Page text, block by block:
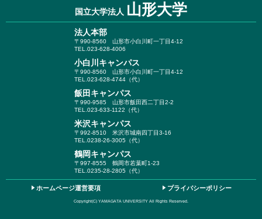
国立大学法人 山形大学
法人本部
〒990-8560 山形市小白川町一丁目4-12
TEL.023-628-4006
小白川キャンパス
〒990-8560 山形市小白川町一丁目4-12
TEL.023-628-4744（代）
飯田キャンパス
〒990-9585 山形市飯田西二丁目2-2
TEL.023-633-1122（代）
米沢キャンパス
〒992-8510 米沢市城南四丁目3-16
TEL.0238-26-3005（代）
鶴岡キャンパス
〒997-8555 鶴岡市若葉町1-23
TEL.0235-28-2805（代）
ホームページ運営要項 プライバシーポリシー
Copyright(C) YAMAGATA UNIVERSITY All Rights Reserved.